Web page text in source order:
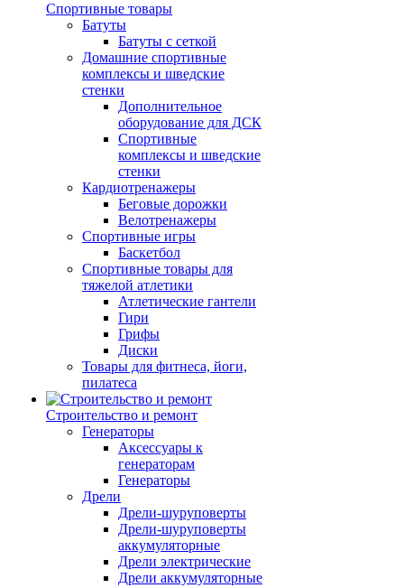
Спортивные товары
Батуты
Батуты с сеткой
Домашние спортивные
комплексы и шведские
стенки
Дополнительное
оборудование для ДСК
Спортивные
комплексы и шведские
стенки
Кардиотренажеры
Беговые дорожки
Велотренажеры
Спортивные игры
Баскетбол
Спортивные товары для
тяжелой атлетики
Атлетические гантели
Гири
Грифы
Диски
Товары для фитнеса, йоги,
пилатеса
Строительство и ремонт
Генераторы
Аксессуары к
генераторам
Генераторы
Дрели
Дрели-шуруповерты
Дрели-шуруповерты
аккумуляторные
Дрели электрические
Дрели аккумуляторные